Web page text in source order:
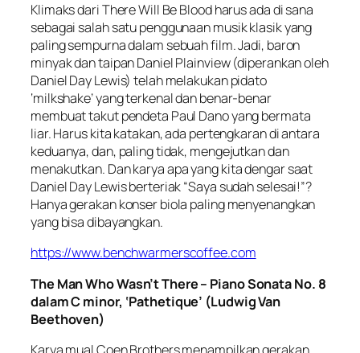
Klimaks dari There Will Be Blood harus ada di sana
sebagai salah satu penggunaan musik klasik yang
paling sempurna dalam sebuah film. Jadi, baron
minyak dan taipan Daniel Plainview (diperankan oleh
Daniel Day Lewis) telah melakukan pidato
‘milkshake’ yang terkenal dan benar-benar
membuat takut pendeta Paul Dano yang bermata
liar. Harus kita katakan, ada pertengkaran di antara
keduanya, dan, paling tidak, mengejutkan dan
menakutkan. Dan karya apa yang kita dengar saat
Daniel Day Lewis berteriak “Saya sudah selesai!”?
Hanya gerakan konser biola paling menyenangkan
yang bisa dibayangkan.
https://www.benchwarmerscoffee.com
The Man Who Wasn’t There – Piano Sonata No. 8
dalam C minor, ‘Pathetique’ (Ludwig Van
Beethoven)